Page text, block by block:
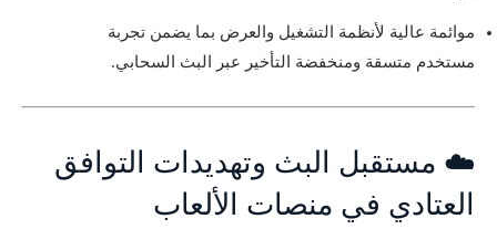
موائمة عالية لأنظمة التشغيل والعرض بما يضمن تجربة
مستخدم متسقة ومنخفضة التأخير عبر البث السحابي.
☁️ مستقبل البث وتهديدات التوافق
العتادي في منصات الألعاب